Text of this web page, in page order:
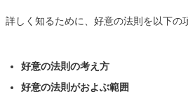
詳しく知るために、好意の法則を以下の
好意の法則の考え方
好意の法則がおよぶ範囲